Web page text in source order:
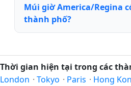
Múi giờ America/Regina
thành phố?
Thời gian hiện tại trong các
London · Tokyo · Paris · Hong